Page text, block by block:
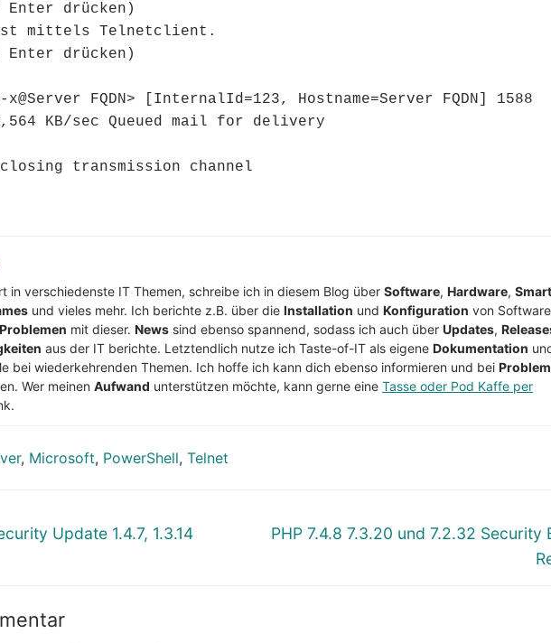
drücken)
mittels Telnetclient.
drücken)
FQDN> [InternalId=123, Hostname=Server FQDN] 1588
KB/sec Queued mail for delivery
transmission channel
in verschiedenste IT Themen, schreibe ich in diesem Blog über Software, Hardware, Smart
und vieles mehr. Ich berichte z.B. über die Installation und Konfiguration von
Problemen mit dieser. News sind ebenso spannend, sodass ich auch über Updates,
aus der IT berichte. Letztendlich nutze ich Taste-of-IT als eigene Dokumentation
bei wiederkehrenden Themen. Ich hoffe ich kann dich ebenso informieren und bei
Wer meinen Aufwand unterstützen möchte, kann gerne eine Tasse oder Pod Kaffe per
, Microsoft, PowerShell, Telnet
Update 1.4.7, 1.3.14
Nächster
PHP 7.4.8 7.3.20 und 7.2.32 Security